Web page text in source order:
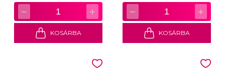
− 1 +
KOSÁRBA
− 1 +
KOSÁRBA